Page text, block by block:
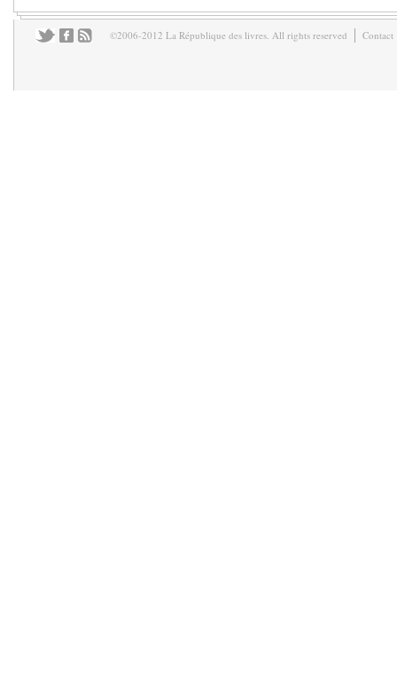
©2006-2012 La République des livres. All rights reserved Contact